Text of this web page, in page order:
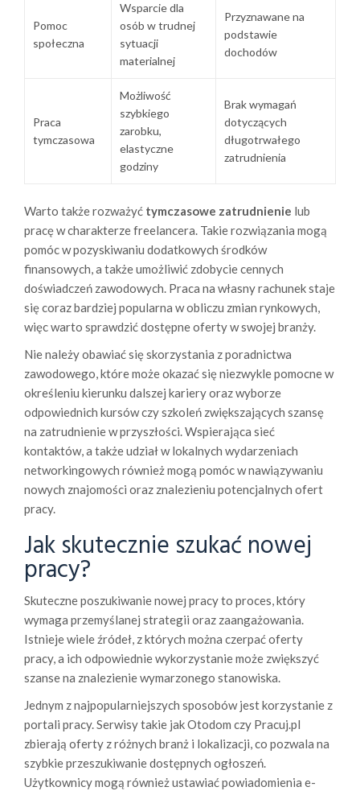
Pomoc
społeczna
Wsparcie dla
osób w trudnej
sytuacji
materialnej
Przyznawane na
podstawie
dochodów
Praca
tymczasowa
Możliwość
szybkiego
zarobku,
elastyczne
godziny
Brak wymagań
dotyczących
długotrwałego
zatrudnienia
Warto także rozważyć tymczasowe zatrudnienie lub
pracę w charakterze freelancera. Takie rozwiązania mogą
pomóc w pozyskiwaniu dodatkowych środków
finansowych, a także umożliwić zdobycie cennych
doświadczeń zawodowych. Praca na własny rachunek staje
się coraz bardziej popularna w obliczu zmian rynkowych,
więc warto sprawdzić dostępne oferty w swojej branży.
Nie należy obawiać się skorzystania z poradnictwa
zawodowego, które może okazać się niezwykle pomocne w
określeniu kierunku dalszej kariery oraz wyborze
odpowiednich kursów czy szkoleń zwiększających szansę
na zatrudnienie w przyszłości. Wspierająca sieć
kontaktów, a także udział w lokalnych wydarzeniach
networkingowych również mogą pomóc w nawiązywaniu
nowych znajomości oraz znalezieniu potencjalnych ofert
pracy.
Jak skutecznie szukać nowej
pracy?
Skuteczne poszukiwanie nowej pracy to proces, który
wymaga przemyślanej strategii oraz zaangażowania.
Istnieje wiele źródeł, z których można czerpać oferty
pracy, a ich odpowiednie wykorzystanie może zwiększyć
szanse na znalezienie wymarzonego stanowiska.
Jednym z najpopularniejszych sposobów jest korzystanie z
portali pracy. Serwisy takie jak Otodom czy Pracuj.pl
zbierają oferty z różnych branż i lokalizacji, co pozwala na
szybkie przeszukiwanie dostępnych ogłoszeń.
Użytkownicy mogą również ustawiać powiadomienia e-